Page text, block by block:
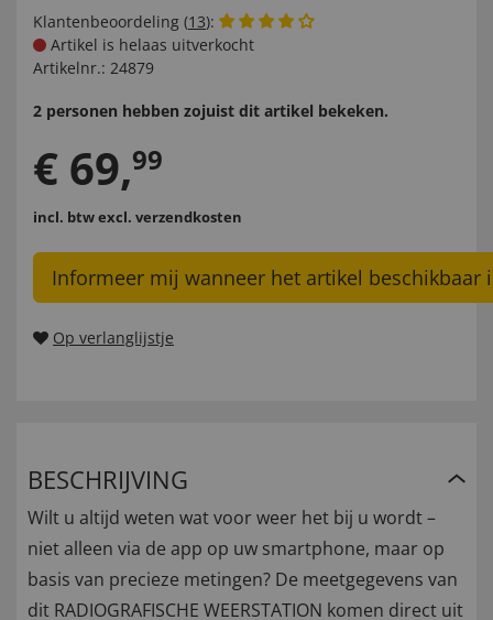
Klantenbeoordeling (13):
Artikel is helaas uitverkocht
Artikelnr.: 24879
2 personen hebben zojuist dit artikel bekeken.
€ 69,99
incl. btwexcl. verzendkosten
Informeer mij wanneer het artikel beschikbaar
Op verlanglijstje
BESCHRIJVING
Wilt u altijd weten wat voor weer het bij u wordt –
niet alleen via de app op uw smartphone, maar op
basis van precieze metingen? De meetgegevens van
dit RADIOGRAFISCHE WEERSTATION komen direct uit